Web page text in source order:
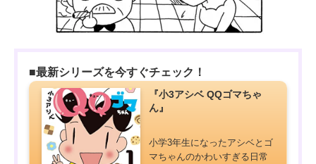
■最新シリーズを今すぐチェック！
『小3アシベ QQゴマちゃ
ん』
小学3年生になったアシベとゴ
マちゃんのかわいすぎる日常